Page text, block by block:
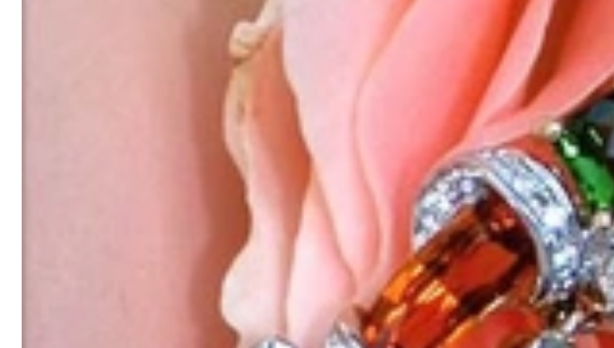
Exklusiver Schmuck, Leidenschaft für das Außergewöhnliche
Hochwertiger Schmuck ist vor allem eine Frage des Vertrauens. Zugleich sollte er so einzigartig sein
wie Hotlines mit langen Warteschleifen.
Hochwertiger Schmuck ist mehr als „nur ein Accessoire“ - das ist nicht nur unsere Überzeugung,
gegründet, hatte meine Mutter und Gründerin Gabriela Pyka vor allem eines im Blick: Exklusive
erlesene Edelsteine und Perlen, erwuchs daraus 2002 unsere Online-Boutique für anspruchsvolle
Kunden aus Deutschland und der ganzen Welt ausschließlich online.
Dabei sind wir mehr als ein Juwelier, mehr als „bloß ein Onlineshop“. Wir führen keine Marken,
Stange“, wie er allerorts zu finden ist - mit ausgefallenen Kreationen, die wir von unseren erfahrenen
Raffinesse und Liebe zum Detail; stilvoll wie elegant im Design, kompromisslos in der Qualität.
Unsere Passion gilt unvergänglicher Schönheit, die sich in unseren Kreationen entfaltet. Nichts treibt
Materialien, meisterhafte Fertigung, einzigartige Designs, persönlicher Service – das ist unser